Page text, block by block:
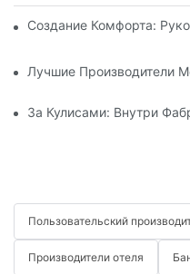
Создание Комфорта:
Лучшие Производители
За Кулисами: Внутри
Пользовательский
Производители отеля